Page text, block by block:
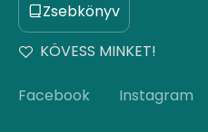
Zsebkönyv
KÖVESS MINKET!
Facebook Instagram